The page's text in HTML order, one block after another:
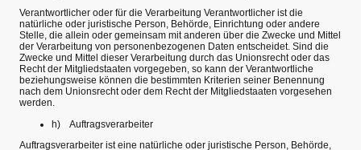
Verantwortlicher oder für die Verarbeitung Verantwortlicher ist die
natürliche oder juristische Person, Behörde, Einrichtung oder andere
Stelle, die allein oder gemeinsam mit anderen über die Zwecke und Mittel
der Verarbeitung von personenbezogenen Daten entscheidet. Sind die
Zwecke und Mittel dieser Verarbeitung durch das Unionsrecht oder das
Recht der Mitgliedstaaten vorgegeben, so kann der Verantwortliche
beziehungsweise können die bestimmten Kriterien seiner Benennung
nach dem Unionsrecht oder dem Recht der Mitgliedstaaten vorgesehen
werden.
h) Auftragsverarbeiter
Auftragsverarbeiter ist eine natürliche oder juristische Person, Behörde,